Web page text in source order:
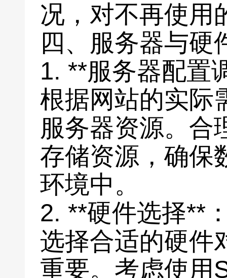
况，对不再使用
四、服务器与硬
1. **服务器配置
根据网站的实际
服务器资源。合
存储资源，确保
环境中。
2. **硬件选择**
选择合适的硬件
重要。考虑使用